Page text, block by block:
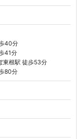
40分
41分
東根駅 徒歩53分
80分